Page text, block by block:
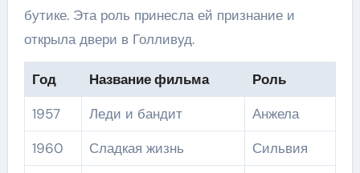
бутике. Эта роль принесла ей признание и
открыла двери в Голливуд.
Год Название фильма
Роль
1957
Леди и бандит
Анжела
1960
Сладкая жизнь
Сильвия